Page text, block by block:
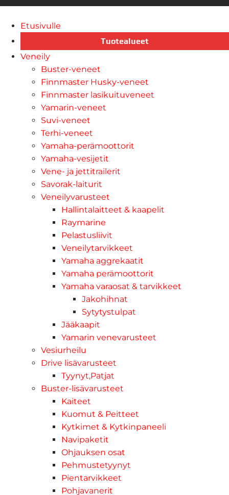
Etusivulle
Tuotealueet
Veneily
Buster-veneet
Finnmaster Husky-veneet
Finnmaster lasikuituveneet
Yamarin-veneet
Suvi-veneet
Terhi-veneet
Yamaha-perämoottorit
Yamaha-vesijetit
Vene- ja jettitrailerit
Savorak-laiturit
Veneilyvarusteet
Hallintalaitteet & kaapelit
Raymarine
Pelastusliivit
Veneilytarvikkeet
Yamaha aggrekaatit
Yamaha perämoottorit
Yamaha varaosat & tarvikkeet
Jakohihnat
Sytytystulpat
Jääkaapit
Yamarin venevarusteet
Vesiurheilu
Drive lisävarusteet
Tyynyt,Patjat
Buster-lisävarusteet
Kaiteet
Kuomut & Peitteet
Kytkimet & Kytkinpaneeli
Navipaketit
Ohjauksen osat
Pehmustetyynyt
Pientarvikkeet
Pohjavanerit